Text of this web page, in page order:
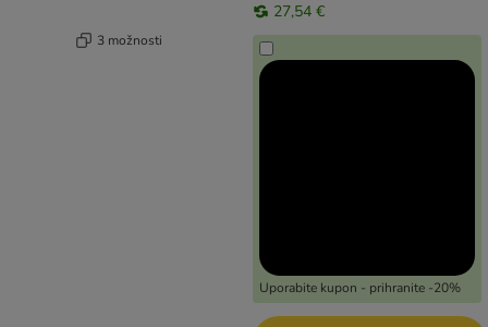
3 možnosti
27,54 €
Uporabite kupon - prihranite -20%